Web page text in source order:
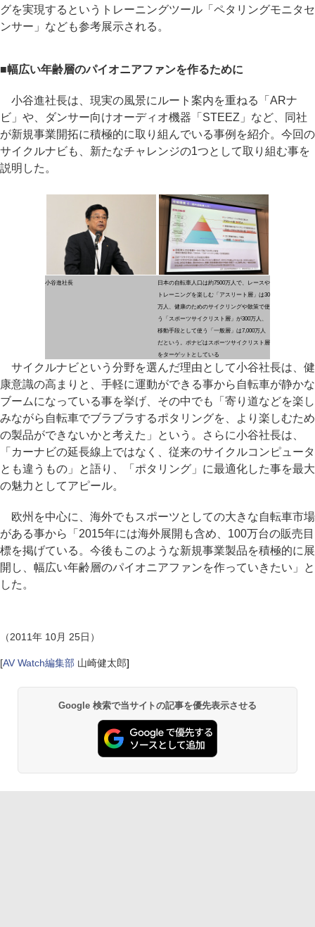
グを実現するというトレーニングツール「ペタリングモニタセ
ンサー」なども参考展示される。
■幅広い年齢層のパイオニアファンを作るために
小谷進社長は、現実の風景にルート案内を重ねる「ARナ
ビ」や、ダンサー向けオーディオ機器「STEEZ」など、同社
が新規事業開拓に積極的に取り組んでいる事例を紹介。今回の
サイクルナビも、新たなチャレンジの1つとして取り組む事を
説明した。
小谷進社長
日本の自転車人口は約7500万人で、レースや
トレーニングを楽しむ「アスリート層」は30
万人、健康のためのサイクリングや散策で使
う「スポーツサイクリスト層」が300万人、
移動手段として使う「一般層」は7,000万人
だという。ポナビはスポーツサイクリスト層
をターゲットとしている
サイクルナビという分野を選んだ理由として小谷社長は、健
康意識の高まりと、手軽に運動ができる事から自転車が静かな
ブームになっている事を挙げ、その中でも「寄り道などを楽し
みながら自転車でブラブラするポタリングを、より楽しむため
の製品ができないかと考えた」という。さらに小谷社長は、
「カーナビの延長線上ではなく、従来のサイクルコンピュータ
とも違うもの」と語り、「ポタリング」に最適化した事を最大
の魅力としてアピール。
欧州を中心に、海外でもスポーツとしての大きな自転車市場
がある事から「2015年には海外展開も含め、100万台の販売目
標を掲げている。今後もこのような新規事業製品を積極的に展
開し、幅広い年齢層のパイオニアファンを作っていきたい」と
した。
（2011年 10月 25日）
[AV Watch編集部 山崎健太郎]
Google 検索で当サイトの記事を優先表示させる